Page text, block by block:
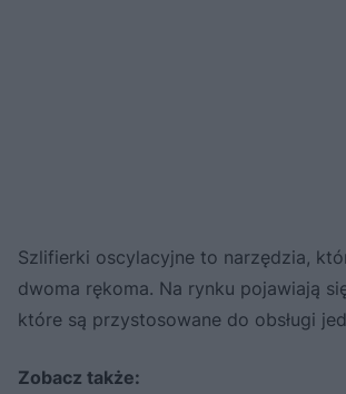
Szlifierki oscylacyjne to narzędzia,
dwoma rękoma. Na rynku pojawiają
które są przystosowane do obsługi
Zobacz także: